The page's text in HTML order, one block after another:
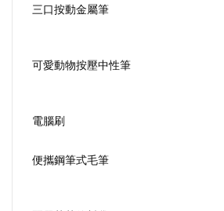
三口按動金屬筆
可愛動物按壓中性筆
電腦刷
便攜鋼筆式毛筆